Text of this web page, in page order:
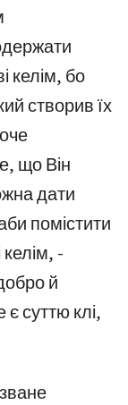
келім, бо
створив їх
що Він
дати
помістити
-
й
суттю клі,